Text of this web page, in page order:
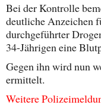
Bei der Kontrolle
deutliche Anzeichen
durchgeführter
34-Jährigen eine
Gegen ihn wird nun
ermittelt.
Weitere